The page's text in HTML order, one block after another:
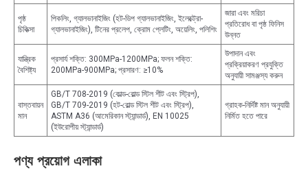
পৃষ্ঠ
চিকিত্সা
পিকলিং, গ্যালভানাইজিং (হট-ডিপ গ্যালভানাইজিং, ইলেক্ট্রো-
গ্যালভানাইজিং), টিনের প্রলেপ, ক্রোম প্লেটিং, অয়েলিং, পলিশিং
জারা এবং মরিচা
প্রতিরোধ বা পৃষ্ঠ ফিনিস
উন্নত
যান্ত্রিক
বৈশিষ্ট্য
প্রসার্য শক্তি: 300MPa-1200MPa; ফলন শক্তি:
200MPa-900MPa; প্রসারণ: ≥10%
উপাদান এবং
প্রক্রিয়াকরণ প্রযুক্তি
অনুযায়ী সামঞ্জস্য করুন
বাস্তবায়ন
মান
GB/T 708-2019 (কোল্ড-রোল্ড স্টিল শীট এবং স্ট্রিপ),
GB/T 709-2019 (হট-রোল্ড স্টিল শীট এবং স্ট্রিপ),
ASTM A36 (আমেরিকান স্ট্যান্ডার্ড), EN 10025
(ইউরোপীয় স্ট্যান্ডার্ড)
গ্রাহক-নির্দিষ্ট মান অনুযায়ী
নির্মিত হতে পারে
পণ্য প্রয়োগ এলাকা